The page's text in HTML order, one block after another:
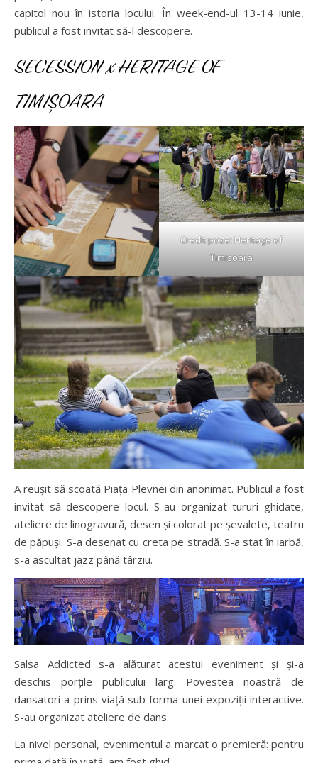
capitol nou în istoria locului. În week-end-ul 13-14 iunie,
publicul a fost invitat să-l descopere.
SECESSION x HERITAGE OF
TIMIȘOARA
Credit poze: Heritage of
Timisoara
A reușit să scoată Piața Plevnei din anonimat. Publicul a fost
invitat să descopere locul. S-au organizat tururi ghidate,
ateliere de linogravură, desen și colorat pe șevalete, teatru
de păpuși. S-a desenat cu creta pe stradă. S-a stat în iarbă,
s-a ascultat jazz până târziu.
Salsa Addicted s-a alăturat acestui eveniment și și-a
deschis porțile publicului larg. Povestea noastră de
dansatori a prins viață sub forma unei expoziții interactive.
S-au organizat ateliere de dans.
La nivel personal, evenimentul a marcat o premieră: pentru